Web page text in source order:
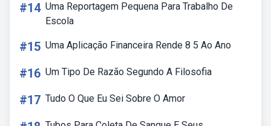
#14 Uma Reportagem Pequena Para Trabalho De
Escola
#15 Uma Aplicação Financeira Rende 8 5 Ao Ano
#16 Um Tipo De Razão Segundo A Filosofia
#17 Tudo O Que Eu Sei Sobre O Amor